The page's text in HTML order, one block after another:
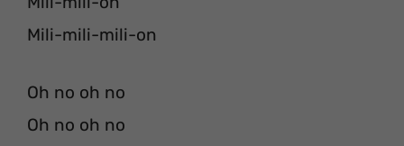
Mili-mili-mili-on
Oh no oh no
Oh no oh no